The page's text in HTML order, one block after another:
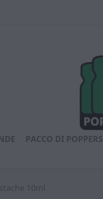
PACCO DI POPPERS
10ml